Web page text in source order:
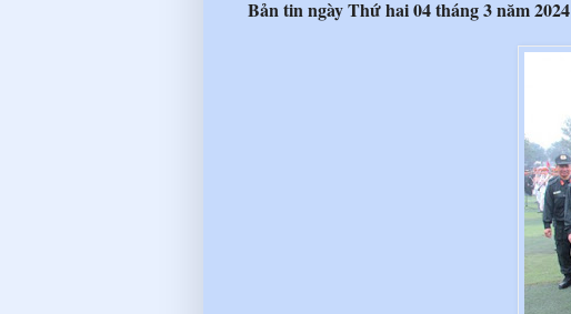
Bản tin ngày Thứ hai 04 tháng 3 năm 2024